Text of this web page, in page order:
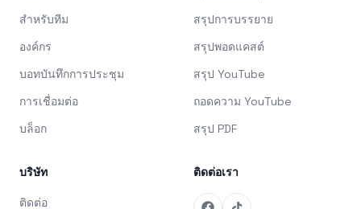
สำหรับทีม
องค์กร
บอทบันทึกการประชุม
การเชื่อมต่อ
บล็อก
สรุปการบรรยาย
สรุปพอดแคสต์
สรุป YouTube
ถอดความ YouTube
สรุป PDF
บริษัท
ติดต่อ
ติดต่อเรา